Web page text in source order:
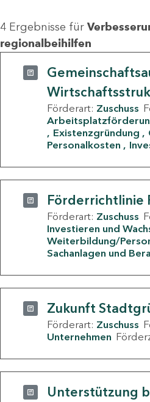
4 Ergebnisse für
regionalbeihilfen
Förderart: Zuschuss
Existenzgründung
Personalkosten
Förderrichtlinie
Förderart: Zuschuss
Investieren und
Weiterbildung/
Sachanlagen und
Zukunft
Förderart: Zuschuss
Unternehmen
Unterstützung